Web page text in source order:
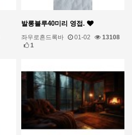
발롱블루40미리 영접.
좌우로흔드록바 01-02
13108
1